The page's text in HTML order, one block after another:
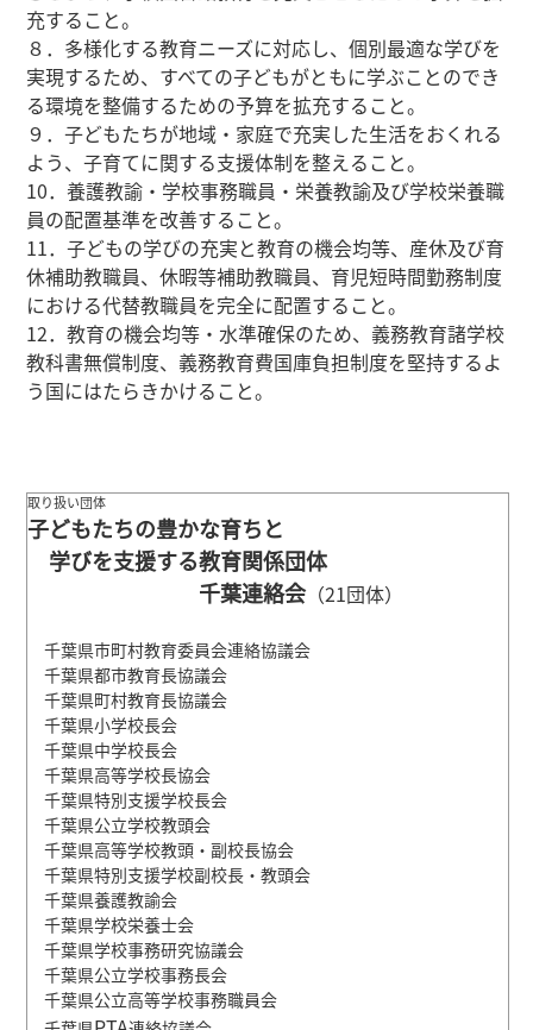
充すること。
８．多様化する教育ニーズに対応し、個別最適な学びを
実現するため、すべての子どもがともに学ぶことのでき
る環境を整備するための予算を拡充すること。
９．子どもたちが地域・家庭で充実した生活をおくれる
よう、子育てに関する支援体制を整えること。
10．養護教諭・学校事務職員・栄養教諭及び学校栄養職
員の配置基準を改善すること。
11．子どもの学びの充実と教育の機会均等、産休及び育
休補助教職員、休暇等補助教職員、育児短時間勤務制度
における代替教職員を完全に配置すること。
12．教育の機会均等・水準確保のため、義務教育諸学校
教科書無償制度、義務教育費国庫負担制度を堅持するよ
う国にはたらきかけること。
取り扱い団体
子どもたちの豊かな育ちと
学びを支援する教育関係団体
千葉連絡会（21団体）
千葉県市町村教育委員会連絡協議会
千葉県都市教育長協議会
千葉県町村教育長協議会
千葉県小学校長会
千葉県中学校長会
千葉県高等学校長協会
千葉県特別支援学校長会
千葉県公立学校教頭会
千葉県高等学校教頭・副校長協会
千葉県特別支援学校副校長・教頭会
千葉県養護教諭会
千葉県学校栄養士会
千葉県学校事務研究協議会
千葉県公立学校事務長会
千葉県公立高等学校事務職員会